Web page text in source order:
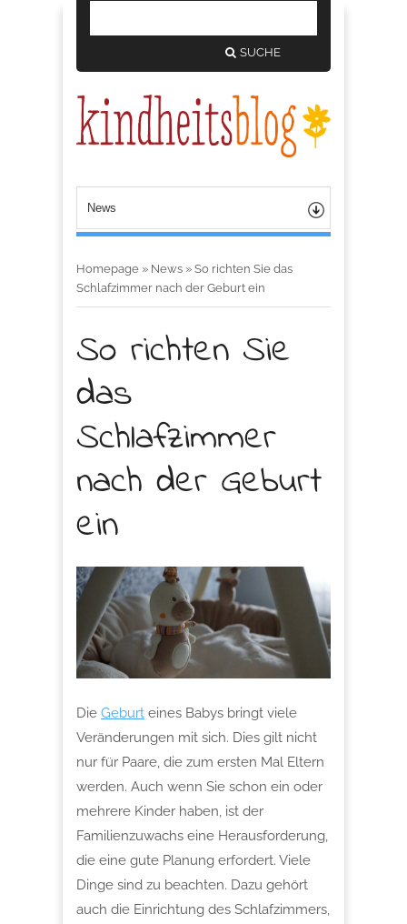
SUCHE
Homepage » News » So richten Sie das
Schlafzimmer nach der Geburt ein
So richten Sie
das
Schlafzimmer
nach der Geburt
ein
Die Geburt eines Babys bringt viele
Veränderungen mit sich. Dies gilt nicht
nur für Paare, die zum ersten Mal Eltern
werden. Auch wenn Sie schon ein oder
mehrere Kinder haben, ist der
Familienzuwachs eine Herausforderung,
die eine gute Planung erfordert. Viele
Dinge sind zu beachten. Dazu gehört
auch die Einrichtung des Schlafzimmers,